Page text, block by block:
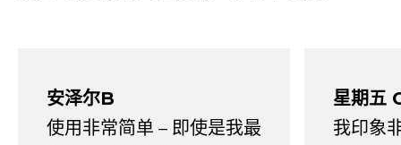
安泽尔B
使用非常简单 – 即使是我最
星期五
我印象